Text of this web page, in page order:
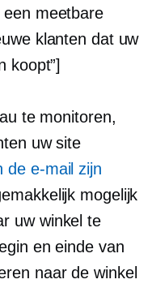
een meetbare
klanten dat uw
koopt”]
te monitoren,
uw site
de e-mail zijn
mogelijk
uw winkel te
en einde van
naar de winkel